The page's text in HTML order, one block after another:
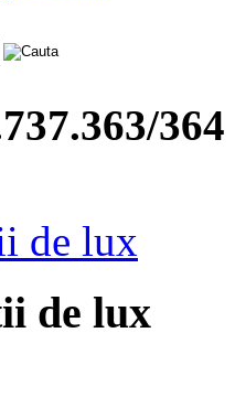
364
de lux
de lux